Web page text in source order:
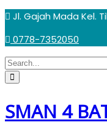
Skip
content
Jl. Gajah Mada Kel.
0778-7352050
Circular
focus
Search
for:Circular
focus
SMAN 4